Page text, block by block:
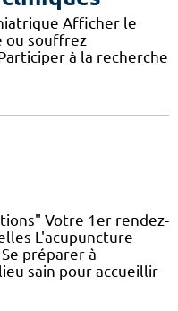
Afficher le
ou souffrez
à la recherche
Votre 1er rendez-
L'acupuncture
préparer à
sain pour accueillir